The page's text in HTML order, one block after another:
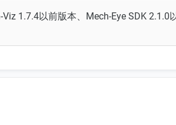
1.7.4以前版本、Mech-Eye SDK 2.1.0